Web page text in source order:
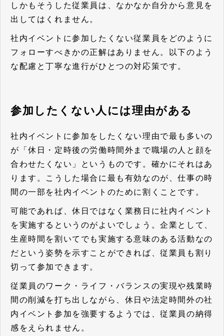
しかもそうした従業員は、なかなか自分から意見を
出してはくれません。
社内イベントに参加したくない従業員をどのように
フォローすべきかの正解はありません。以下のよう
な配慮と丁寧な進行がひとつの対応策です。
参加したくない人には理由がある
社内イベントに参加をしたくない理由で最も多いの
が「休日・定時後の労働時間外まで職場の人と顔を
合わせたくない」というものです。確かにそれはあ
ります。こうした場合に最も有効なのが、仕事の時
間の一部を社内イベントのために割くことです。
可能であれば、休日ではなく業務日に社内イベント
を実施するというのがよいでしょう。企業として、
生産時間を割いてでも実施する意味のある活動なの
だという姿勢を示すことができれば、従業員も割り
切って参加できます。
従業員のワーク・ライフ・バランスの実現や残業時
間の削減を打ち出しながら、休日や法定時間外の社
内イベント参加を強要するようでは、従業員の納得
感をえられません。